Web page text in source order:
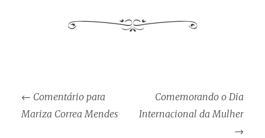
Post
navigation
← Comentário para
Mariza Correa Mendes
Comemorando o Dia
Internacional da Mulher
→